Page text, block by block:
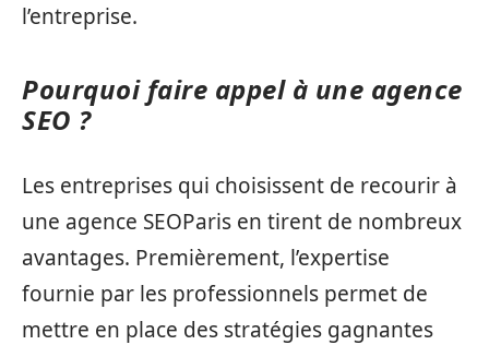
l’entreprise.
Pourquoi faire appel à une agence
SEO ?
Les entreprises qui choisissent de recourir à
une agence SEOParis en tirent de nombreux
avantages. Premièrement, l’expertise
fournie par les professionnels permet de
mettre en place des stratégies gagnantes